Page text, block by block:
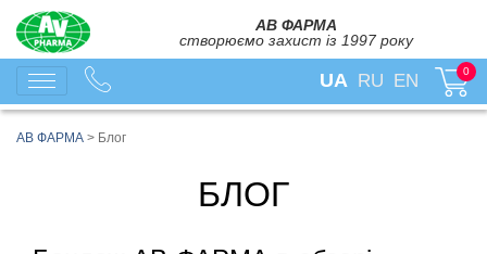
АВ ФАРМА
створюємо захист із 1997 року
UA RU EN 0
АВ ФАРМА > Блог
БЛОГ